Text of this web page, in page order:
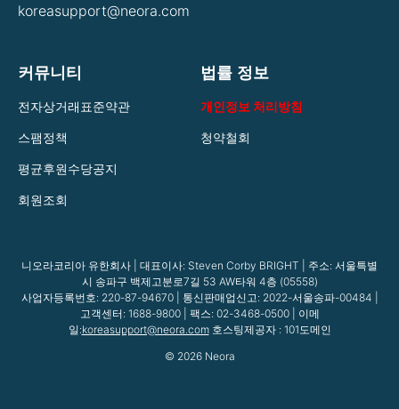
koreasupport@neora.com
커뮤니티
전자상거래표준약관
스팸정책
평균후원수당공지
회원조회
법률 정보
개인정보 처리방침
청약철회
니오라코리아 유한회사 | 대표이사: Steven Corby BRIGHT | 주소: 서울특별
시 송파구 백제고분로7길 53 AW타워 4층 (05558)
사업자등록번호: 220-87-94670 | 통신판매업신고: 2022-서울송파-00484 |
고객센터: 1688-9800 | 팩스: 02-3468-0500 | 이메
일:koreasupport@neora.com호스팅제공자 : 101도메인
© 2026 Neora